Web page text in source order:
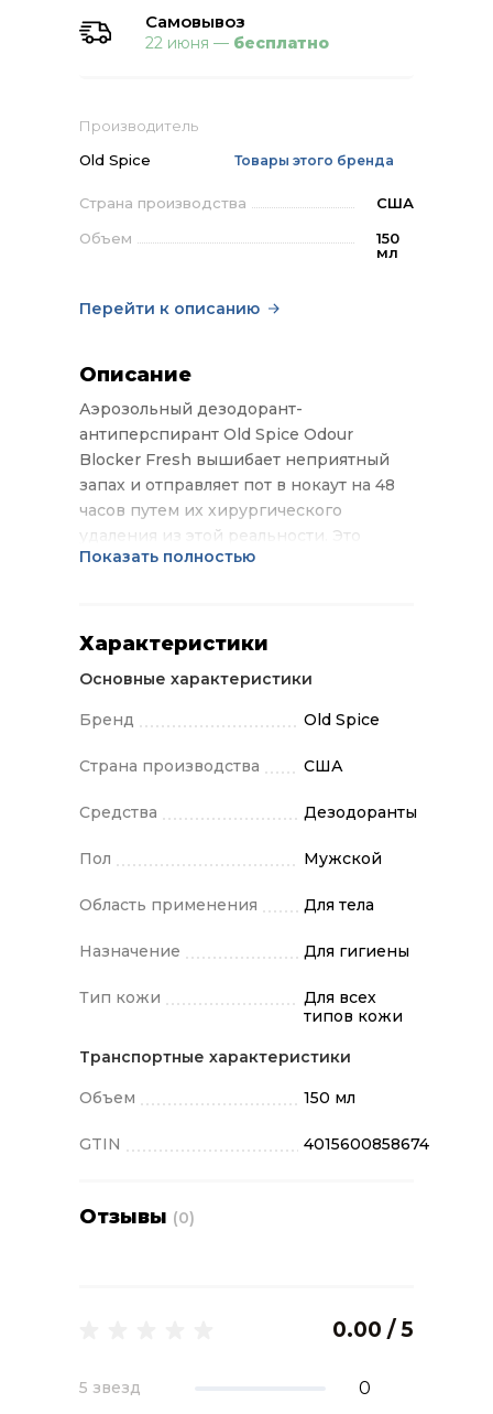
Производитель
Old Spice
Товары этого бренда
Страна производства
США
Объем
150
мл
Перейти к описанию
Самовывоз
22 июня — бесплатно
Описание
Аэрозольный дезодорант-
антиперспирант Old Spice Odour
Blocker Fresh вышибает неприятный
запах и отправляет пот в нокаут на 48
часов путем их хирургического
удаления из этой реальности. Это
метафора, но иногда нужно прибегнуть
капель под мышками. Только
антиперспирант для мужчин, которые
знают толк в хороших ароматах. Old
ароматов для мужчин, которые живут
Только по-настоящему мужские
Показать полностью
Характеристики
Основные характеристики
Бренд Old Spice
Страна производства США
Средства Дезодоранты
Пол Мужской
Область применения Для тела
Назначение Для гигиены
Тип кожи
Для всех
типов кожи
Транспортные характеристики
Объем 150 мл
GTIN 4015600858674
Отзывы (0)
0.00 / 5
5 звезд 0